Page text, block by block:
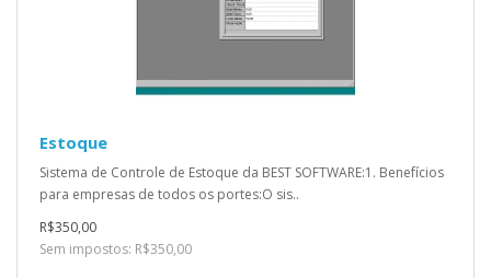
Estoque
Sistema de Controle de Estoque da BEST SOFTWARE:1. Benefícios
para empresas de todos os portes:O sis..
R$350,00
Sem impostos: R$350,00